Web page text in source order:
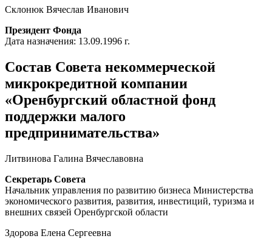
Склонюк Вячеслав Иванович
Президент Фонда
Дата назначения: 13.09.1996 г.
Состав Совета некоммерческой
микрокредитной компании
«Оренбургский областной фонд
поддержки малого
предпринимательства»
Литвинова Галина Вячеславовна
Секретарь Совета
Начальник управления по развитию бизнеса Министерства
экономического развития, развития, инвестиций, туризма и
внешних связей Оренбургской области
Здорова Елена Сергеевна